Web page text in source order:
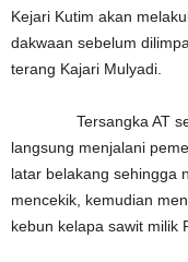
Kejari Kutim akan
dakwaan sebelum
terang Kajari Mulyadi.
Tersangka AT
langsung menjalani
latar belakang sehingga
mencekik, kemudian
kebun kelapa sawit milik